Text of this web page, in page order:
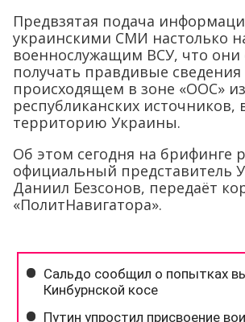
Предвзятая подача
украинскими СМИ настолько
военнослужащим ВСУ, что они
получать правдивые сведения
происходящем в зоне «ООС» из
республиканских
территорию Украины.
Об этом сегодня на брифинге
официальный представитель
Даниил Безсонов, передаёт
«ПолитНавигатора».